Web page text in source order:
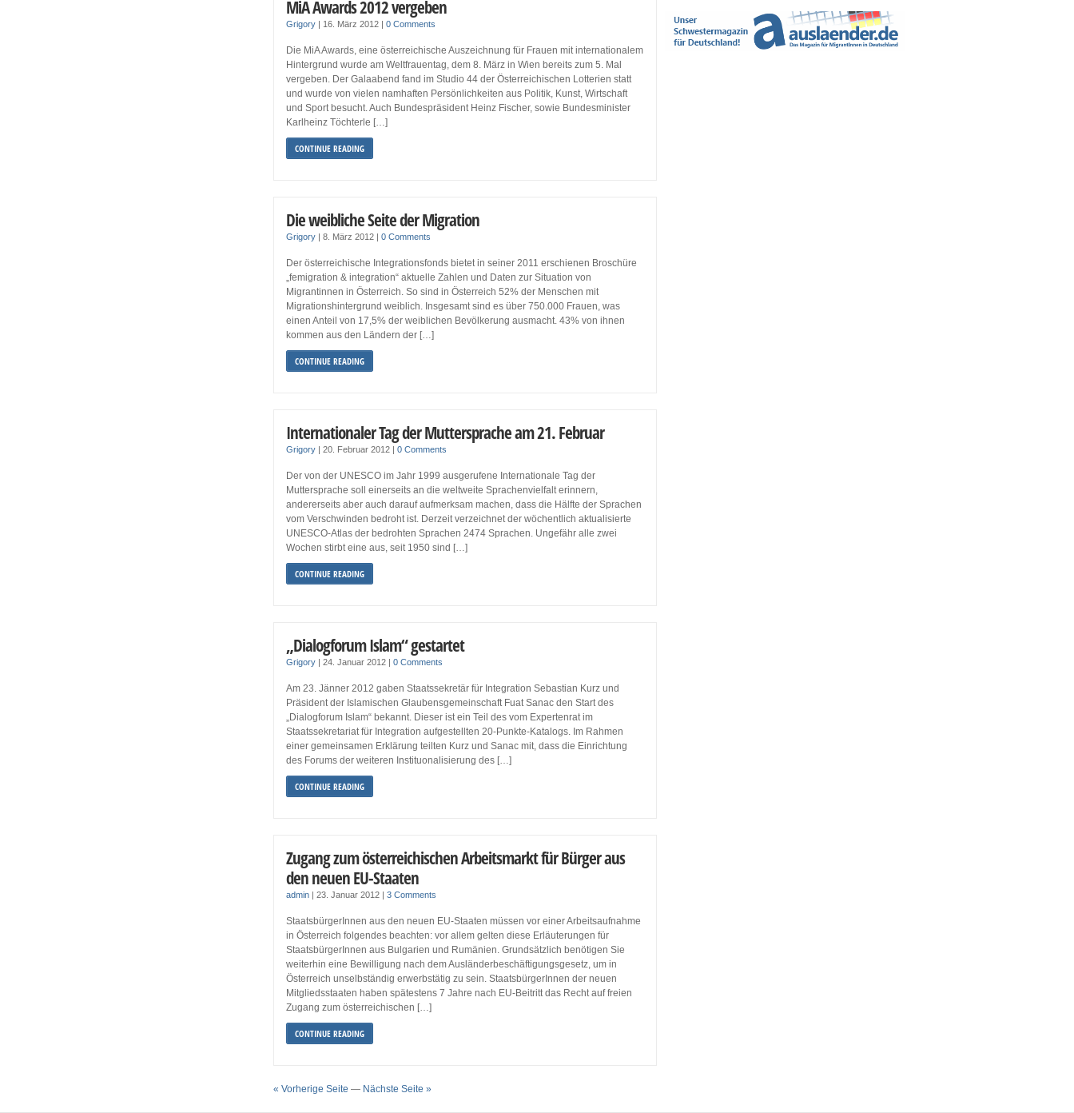
MiA Awards 2012 vergeben
Grigory | 16. März 2012 |0 Comments
Die MiA Awards, eine österreichische Auszeichnung für Frauen mit internationalem
Hintergrund wurde am Weltfrauentag, dem 8. März in Wien bereits zum 5. Mal
vergeben. Der Galaabend fand im Studio 44 der Österreichischen Lotterien statt
und wurde von vielen namhaften Persönlichkeiten aus Politik, Kunst, Wirtschaft
und Sport besucht. Auch Bundespräsident Heinz Fischer, sowie Bundesminister
Karlheinz Töchterle […]
CONTINUE READING
Die weibliche Seite der Migration
Grigory |8. März 2012 |0 Comments
Der österreichische Integrationsfonds bietet in seiner 2011 erschienen Broschüre
„femigration & integration“ aktuelle Zahlen und Daten zur Situation von
Migrantinnen in Österreich. So sind in Österreich 52% der Menschen mit
Migrationshintergrund weiblich. Insgesamt sind es über 750.000 Frauen, was
einen Anteil von 17,5% der weiblichen Bevölkerung ausmacht. 43% von ihnen
kommen aus den Ländern der […]
CONTINUE READING
Internationaler Tag der Muttersprache am 21. Februar
Grigory |20. Februar 2012 |0 Comments
Der von der UNESCO im Jahr 1999 ausgerufene Internationale Tag der
Muttersprache soll einerseits an die weltweite Sprachenvielfalt erinnern,
andererseits aber auch darauf aufmerksam machen, dass die Hälfte der Sprachen
vom Verschwinden bedroht ist. Derzeit verzeichnet der wöchentlich aktualisierte
UNESCO-Atlas der bedrohten Sprachen 2474 Sprachen. Ungefähr alle zwei
Wochen stirbt eine aus, seit 1950 sind […]
CONTINUE READING
„Dialogforum Islam“ gestartet
Grigory |24. Januar 2012 |0 Comments
Am 23. Jänner 2012 gaben Staatssekretär für Integration Sebastian Kurz und
Präsident der Islamischen Glaubensgemeinschaft Fuat Sanac den Start des
„Dialogforum Islam“ bekannt. Dieser ist ein Teil des vom Expertenrat im
Staatssekretariat für Integration aufgestellten 20-Punkte-Katalogs. Im Rahmen
einer gemeinsamen Erklärung teilten Kurz und Sanac mit, dass die Einrichtung
des Forums der weiteren Instituonalisierung des […]
CONTINUE READING
Zugang zum österreichischen Arbeitsmarkt für Bürger aus
den neuen EU-Staaten
admin |23. Januar 2012 |3 Comments
StaatsbürgerInnen aus den neuen EU-Staaten müssen vor einer Arbeitsaufnahme
in Österreich folgendes beachten: vor allem gelten diese Erläuterungen für
StaatsbürgerInnen aus Bulgarien und Rumänien. Grundsätzlich benötigen Sie
weiterhin eine Bewilligung nach dem Ausländerbeschäftigungsgesetz, um in
Österreich unselbständig erwerbstätig zu sein. StaatsbürgerInnen der neuen
Mitgliedsstaaten haben spätestens 7 Jahre nach EU-Beitritt das Recht auf freien
Zugang zum österreichischen […]
CONTINUE READING
« Vorherige Seite — Nächste Seite »